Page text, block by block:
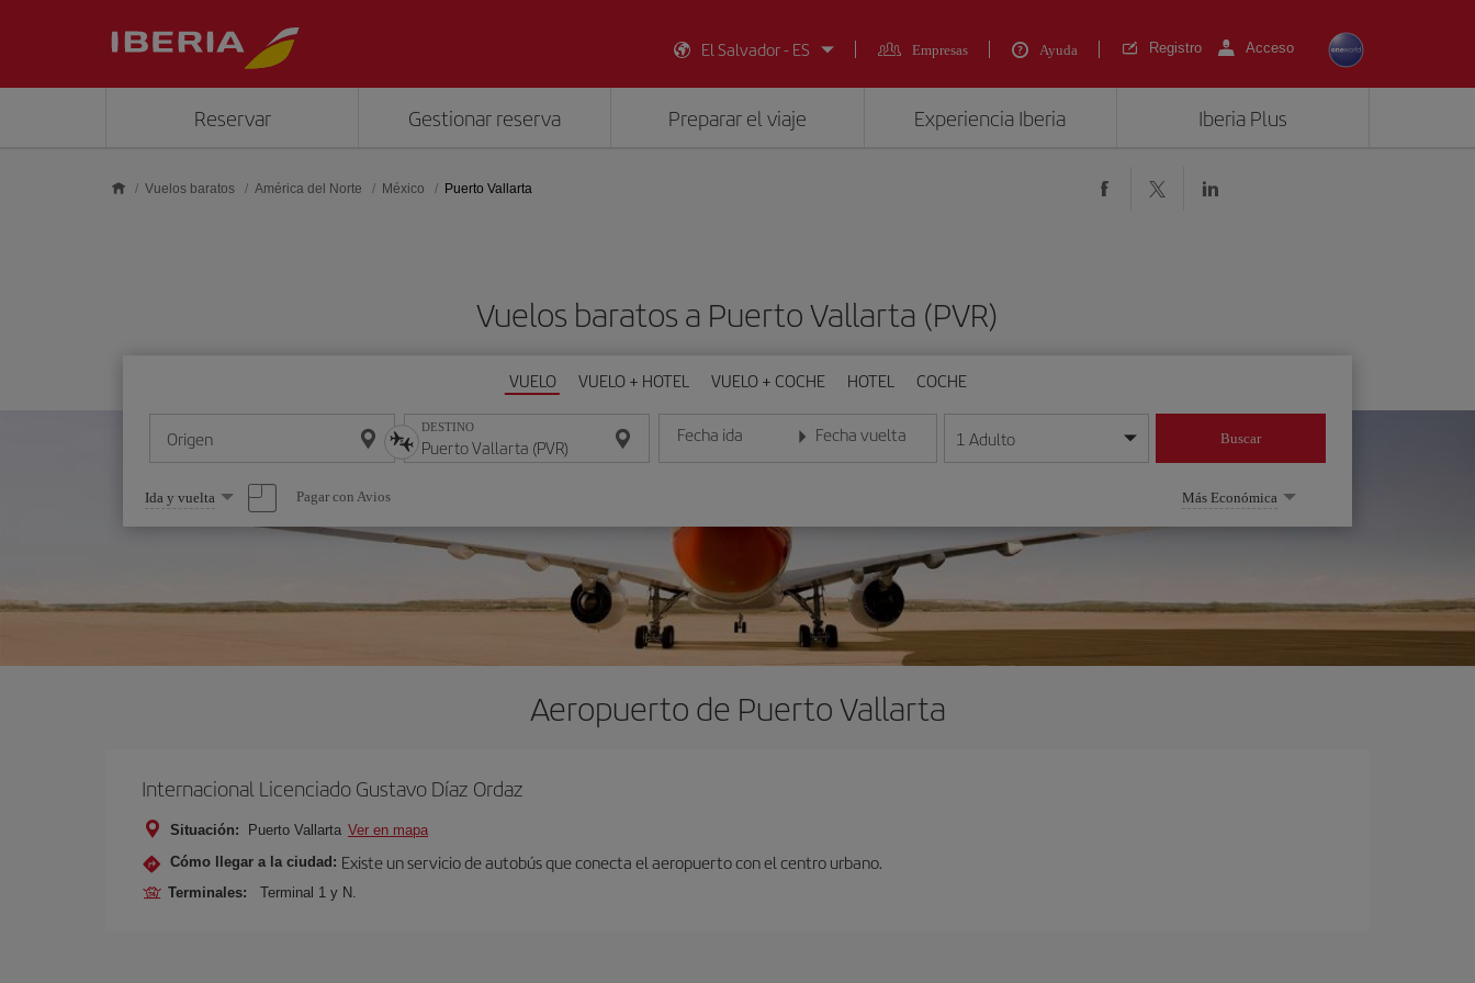
El Salvador - ES
Empresas Ayuda Registro Acceso
Reservar Gestionar reserva Preparar el viaje Experiencia Iberia Iberia Plus
Vuelos baratos América del Norte México Puerto Vallarta
Vuelos baratos a Puerto Vallarta (PVR)
VUELO VUELO + HOTEL VUELO + COCHE HOTEL COCHE
Origen DESTINO Fecha ida
Introduce la fecha en formato día/mes/año
Fecha vuelta
Introduce la fecha en formato día/mes/año
1 Adulto Buscar
Seleccione
una
opción
Ida y vuelta Pagar con Avios Más Económica
Aeropuerto de Puerto Vallarta
Internacional Licenciado Gustavo Díaz Ordaz
Situación: Puerto Vallarta Ver en mapa
Cómo llegar a la ciudad: Existe un servicio de autobús que conecta el aeropuerto con el centro urbano.
Terminales: Terminal 1 y N.